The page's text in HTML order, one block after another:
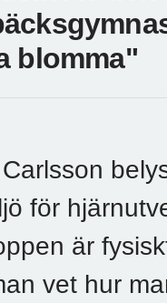
blomma"
för
är
vet hur